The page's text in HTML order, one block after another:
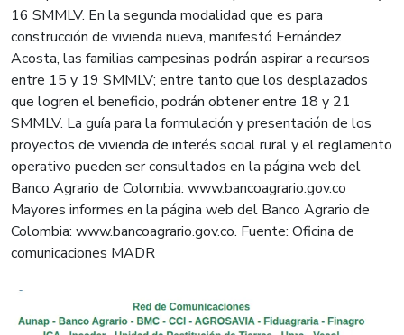
16 SMMLV. En la segunda modalidad que es para
construcción de vivienda nueva, manifestó Fernández
Acosta, las familias campesinas podrán aspirar a recursos
entre 15 y 19 SMMLV; entre tanto que los desplazados
que logren el beneficio, podrán obtener entre 18 y 21
SMMLV. La guía para la formulación y presentación de los
proyectos de vivienda de interés social rural y el reglamento
operativo pueden ser consultados en la página web del
Banco Agrario de Colombia: www.bancoagrario.gov.co
Mayores informes en la página web del Banco Agrario de
Colombia: www.bancoagrario.gov.co. Fuente: Oficina de
comunicaciones MADR